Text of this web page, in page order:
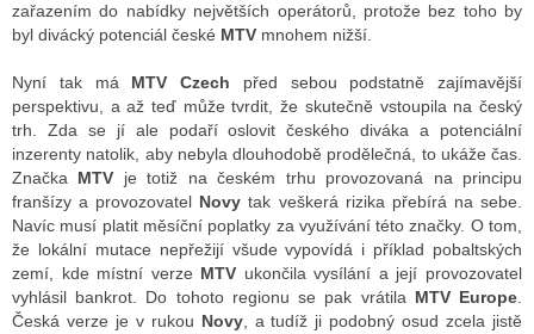
zařazením do nabídky největších operátorů, protože bez toho by
byl divácký potenciál české MTV mnohem nižší.
Nyní tak má MTV Czech před sebou podstatně zajímavější
perspektivu, a až teď může tvrdit, že skutečně vstoupila na český
trh. Zda se jí ale podaří oslovit českého diváka a potenciální
inzerenty natolik, aby nebyla dlouhodobě prodělečná, to ukáže čas.
Značka MTV je totiž na českém trhu provozovaná na principu
franšízy a provozovatel Novytak veškerá rizika přebírá na sebe.
Navíc musí platit měsíční poplatky za využívání této značky. O tom,
že lokální mutace nepřežijí všude vypovídá i příklad pobaltských
zemí, kde místní verze MTV ukončila vysílání a její provozovatel
vyhlásil bankrot. Do tohoto regionu se pak vrátila MTV Europe.
Česká verze je v rukou Novy, a tudíž ji podobný osud zcela jistě